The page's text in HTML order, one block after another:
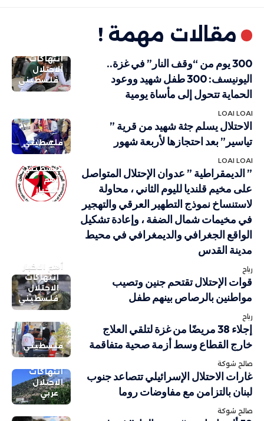
مقالات مهمة !
انتهاكات
الاحتلال
فلسطيني
300 يوم من “وقف النار” في غزة..
اليونيسف: 300 طفل شهيد ووعود
الحماية تتحول إلى مأساة يومية
LOAI LOAI
فلسطيني
الاحتلال يسلم جثة شهيد من قرية ”
تياسير” بعد احتجازها لأربعة شهور
LOAI LOAI
فلسطيني
أهم
الاخبار
” الديمقراطية ” عدوان الإحتلال المتواصل
على مخيم قلنديا لليوم الثاني ، محاولة
لاستنساخ نموذج التطهير العرقي والتهجير
في مخيمات شمال الضفة ، وإعادة تشكيل
الواقع الجغرافي والديمغرافي في محيط
مدينة القدس
رباح
أهم الاخبار
انتهاكات
الاحتلال
فلسطيني
قوات الإحتلال تقتحم جنين وتصيب
مواطنين بالرصاص بينهم طفل
رباح
فلسطيني
إجلاء 38 مريضًا من غزة لتلقي العلاج
خارج القطاع وسط أزمة صحية متفاقمة
صالح شوكة
انتهاكات
الاحتلال
عربي
غارات الاحتلال الإسرائيلي تتصاعد جنوب
لبنان بالتزامن مع مفاوضات روما
صالح شوكة